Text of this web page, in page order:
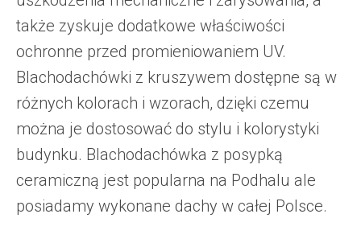
także zyskuje dodatkowe właściwości
ochronne przed promieniowaniem UV.
Blachodachówki z kruszywem dostępne są w
różnych kolorach i wzorach, dzięki czemu
można je dostosować do stylu i kolorystyki
budynku. Blachodachówka z posypką
ceramiczną jest popularna na Podhalu ale
posiadamy wykonane dachy w całej Polsce.